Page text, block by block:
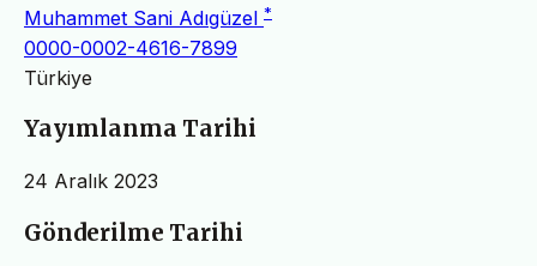
Muhammet Sani Adıgüzel *
0000-0002-4616-7899
Türkiye
Yayımlanma Tarihi
24 Aralık 2023
Gönderilme Tarihi